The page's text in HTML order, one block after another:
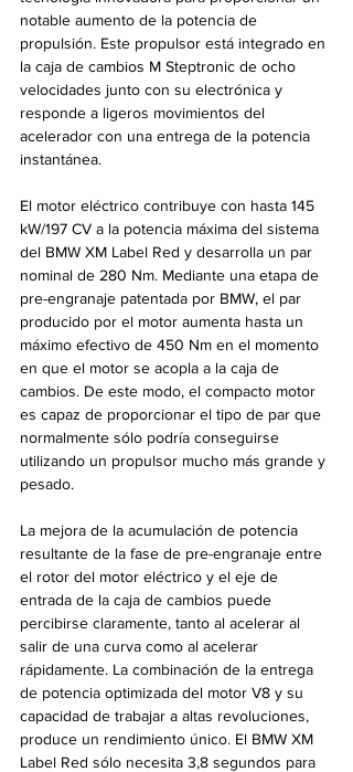
notable aumento de la potencia de
propulsión. Este propulsor está integrado en
la caja de cambios M Steptronic de ocho
velocidades junto con su electrónica y
responde a ligeros movimientos del
acelerador con una entrega de la potencia
instantánea.
El motor eléctrico contribuye con hasta 145
kW/197 CV a la potencia máxima del sistema
del BMW XM Label Red y desarrolla un par
nominal de 280 Nm. Mediante una etapa de
pre-engranaje patentada por BMW, el par
producido por el motor aumenta hasta un
máximo efectivo de 450 Nm en el momento
en que el motor se acopla a la caja de
cambios. De este modo, el compacto motor
es capaz de proporcionar el tipo de par que
normalmente sólo podría conseguirse
utilizando un propulsor mucho más grande y
pesado.
La mejora de la acumulación de potencia
resultante de la fase de pre-engranaje entre
el rotor del motor eléctrico y el eje de
entrada de la caja de cambios puede
percibirse claramente, tanto al acelerar al
salir de una curva como al acelerar
rápidamente. La combinación de la entrega
de potencia optimizada del motor V8 y su
capacidad de trabajar a altas revoluciones,
produce un rendimiento único. El BMW XM
Label Red sólo necesita 3,8 segundos para